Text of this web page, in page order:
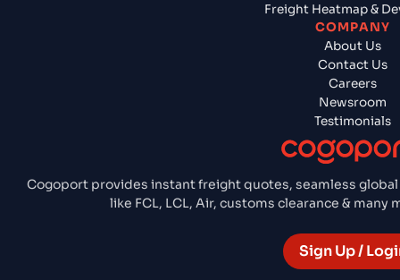
Cogoport provides instant freight quotes, seamless
like FCL, LCL, Air, customs clearance &
Sign Up /
Freight Heatmap &
COMPANY
About Us
Contact Us
Careers
Newsroom
Testimonials